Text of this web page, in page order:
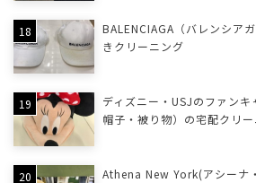
BALENCIAGA（バレンシア
きクリーニング
ディズニー・USJのファン
帽子・被り物）の宅配クリ
Athena New York(アシーナ